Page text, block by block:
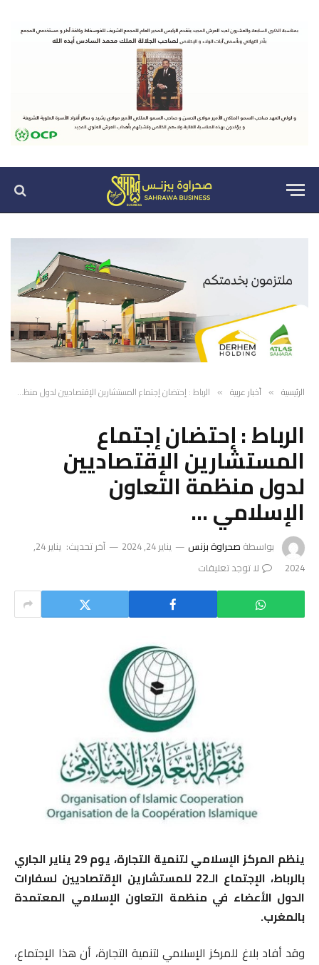
الرئيسية » أخبار عربية » الرباط : إحتضان إجتماع المستشارين الإقتصاديين لدول منظمة التعاون الإسلامي …
الرباط : إحتضان إجتماع
المستشارين الإقتصاديين
لدول منظمة التعاون
الإسلامي …
بواسطة صحراوة بزنس يناير 24, 2024 آخر تحديث:
يناير 24,
2024
لا توجد تعليقات
ينظم المركز الإسلامي لتنمية التجارة، يوم 29 يناير الجاري
بالرباط، الإجتماع الـ22 للمستشارين الإقتصاديين لسفارات
الدول الأعضاء في منظمة التعاون الإسلامي المعتمدة
بالمغرب.
وقد أفاد بلاغ للمركز الإسلامي لتنمية التجارة، أن هذا الإجتماع،